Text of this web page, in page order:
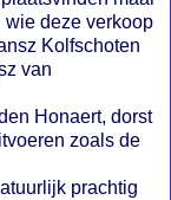
wie deze verkoop
Kolfschoten
van
Honaert, dorst
zoals de
prachtig